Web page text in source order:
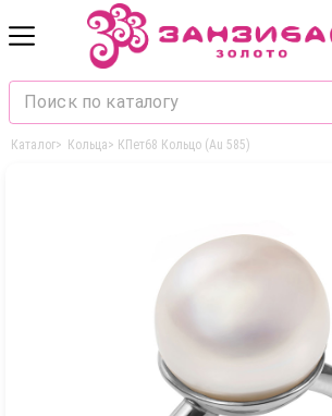
Каталог> Кольца> КПет68 Кольцо (Au 585)